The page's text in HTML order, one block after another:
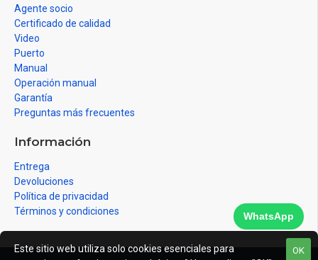
Agente socio
Certificado de calidad
Video
Puerto
Manual
Operación manual
Garantía
Preguntas más frecuentes
Información
Entrega
Devoluciones
Política de privacidad
Términos y condiciones
OK
Este sitio web utiliza solo cookies esenciales para
WhatsApp